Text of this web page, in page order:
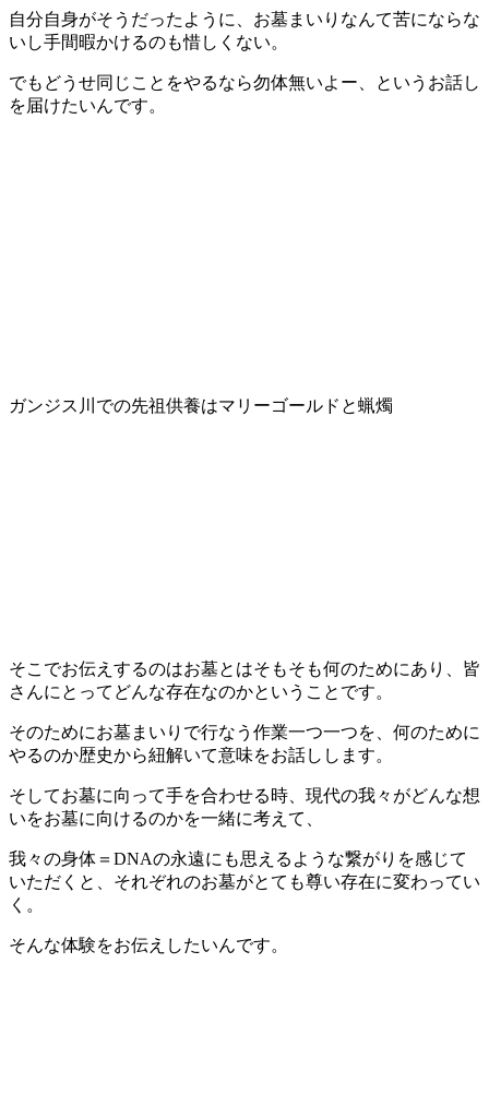
自分自身がそうだったように、お墓まいりなんて苦にならな
いし手間暇かけるのも惜しくない。
でもどうせ同じことをやるなら勿体無いよー、というお話し
を届けたいんです。
ガンジス川での先祖供養はマリーゴールドと蝋燭
そこでお伝えするのはお墓とはそもそも何のためにあり、皆
さんにとってどんな存在なのかということです。
そのためにお墓まいりで行なう作業一つ一つを、何のために
やるのか歴史から紐解いて意味をお話しします。
そしてお墓に向って手を合わせる時、現代の我々がどんな想
いをお墓に向けるのかを一緒に考えて、
我々の身体＝DNAの永遠にも思えるような繋がりを感じて
いただくと、それぞれのお墓がとても尊い存在に変わってい
く。
そんな体験をお伝えしたいんです。